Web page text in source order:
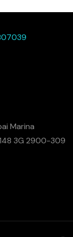
Marina
3G 2900-309